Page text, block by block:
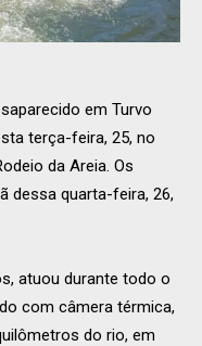
em Turvo
terça-feira, 25, no
da Areia. Os
dessa quarta-feira, 26,
atuou durante todo o
com câmera térmica,
do rio, em